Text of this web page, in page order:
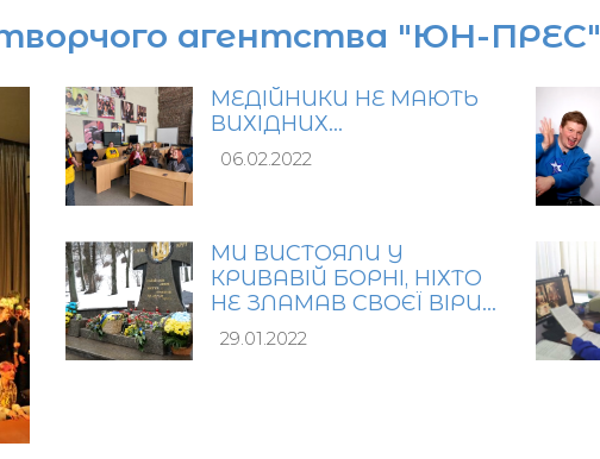
агентства "ЮН-ПРЕС"
МЕДІЙНИКИ НЕ МАЮТЬ
ВИХІДНИХ…
06.02.2022
МИ ВИСТОЯЛИ У
КРИВАВІЙ БОРНІ, НІХТО
НЕ ЗЛАМАВ СВОЄЇ ВІРИ…
29.01.2022